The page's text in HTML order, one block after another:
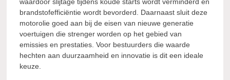
waardoor slijtage tijdens koude starts wordt verminderd en
brandstofefficiëntie wordt bevorderd. Daarnaast sluit deze
motorolie goed aan bij de eisen van nieuwe generatie
voertuigen die strenger worden op het gebied van
emissies en prestaties. Voor bestuurders die waarde
hechten aan duurzaamheid en innovatie is dit een ideale
keuze.